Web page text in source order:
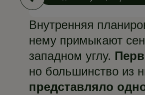
Внутренняя
нему примыкают
западном углу.
но большинство из
представляло